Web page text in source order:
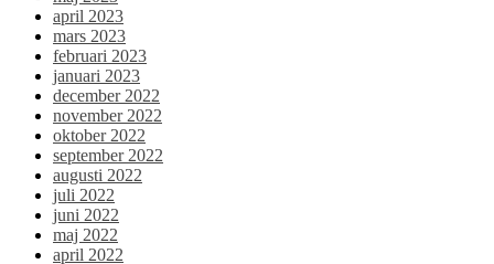
april 2023
mars 2023
februari 2023
januari 2023
december 2022
november 2022
oktober 2022
september 2022
augusti 2022
juli 2022
juni 2022
maj 2022
april 2022